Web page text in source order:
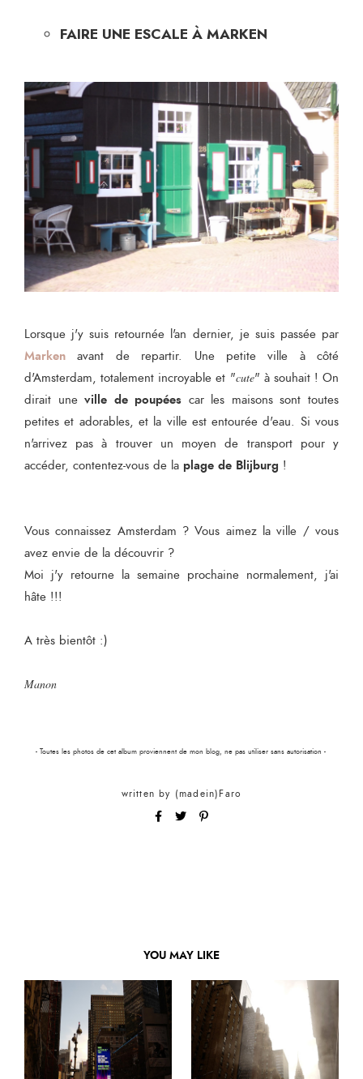
FAIRE UNE ESCALE À MARKEN
Lorsque j'y suis retournée l'an dernier, je suis passée par
Marken avant de repartir. Une petite ville à côté
d'Amsterdam, totalement incroyable et "cute" à souhait ! On
dirait uneville de poupées car les maisons sont toutes
petites et adorables, et la ville est entourée d'eau. Si vous
n'arrivez pas à trouver un moyen de transport pour y
accéder, contentez-vous de la plage de Blijburg !
Vous connaissez Amsterdam ? Vous aimez la ville / vous
avez envie de la découvrir ?
Moi j'y retourne la semaine prochaine normalement, j'ai
hâte !!!
A très bientôt :)
Manon
- Toutes les photos de cet album proviennent de mon blog, ne pas utiliser sans autorisation -
written by (madein)Faro
YOU MAY LIKE